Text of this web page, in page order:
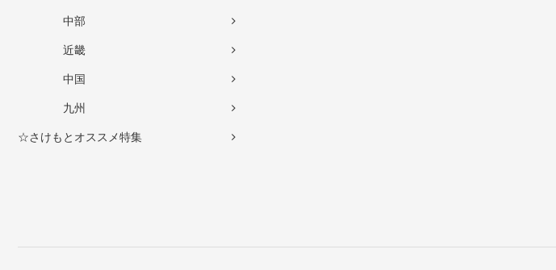
中部
近畿
中国
九州
☆さけもとオススメ特集